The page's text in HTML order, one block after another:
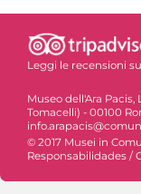
Leggi le recensioni
Museo dell'Ara
Tomacelli) - 00100
© 2017 Musei in
Responsabilidades /